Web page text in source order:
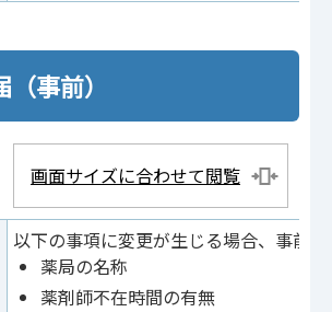
事前）
画面サイズに合わせて閲覧
以下の事項に変更が生じる場合、事前
薬局の名称
薬剤師不在時間の有無